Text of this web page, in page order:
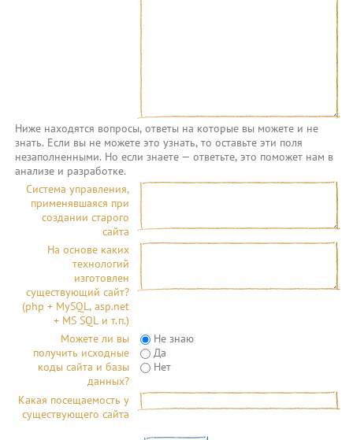
Ниже находятся вопросы, ответы на которые вы можете и не
знать. Если вы не можете это узнать, то оставьте эти поля
незаполненными. Но если знаете — ответьте, это поможет нам в
анализе и разработке.
Система управления,
применявшаяся при
создании старого
сайта
На основе каких
технологий
изготовлен
существующий сайт?
(php + MySQL, asp.net
+ MS SQL и т.п.)
Можете ли вы
получить исходные
коды сайта и базы
данных?
Не знаю
Да
Нет
Какая посещаемость у
существующего сайта